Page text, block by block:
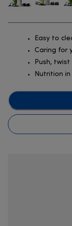
Easy to
Caring for
Push,
Nutrition